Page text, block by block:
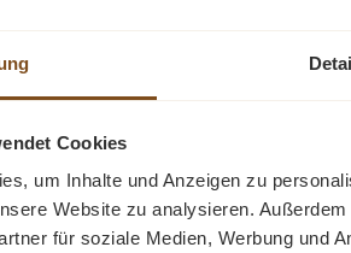
Cookies
um Inhalte und Anzeigen zu
Website zu analysieren.
für soziale Medien, Werbung und